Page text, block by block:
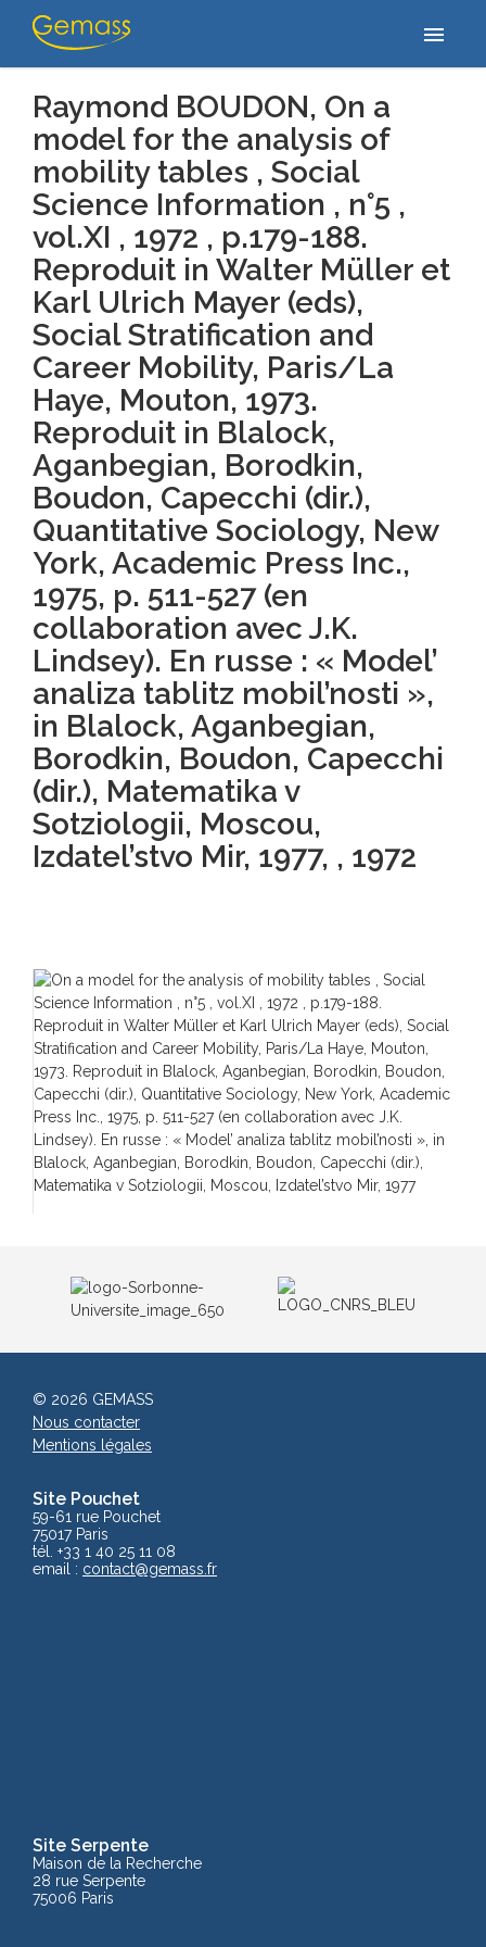
menu
Accueil/Publications
analysis of mobility tables , Social Science Information…
Raymond BOUDON, On a
model for the analysis of
mobility tables , Social
Science Information , n°5 ,
vol.XI , 1972 , p.179-188.
Reproduit in Walter Müller et
Karl Ulrich Mayer (eds),
Social Stratification and
Career Mobility, Paris/La
Haye, Mouton, 1973.
Reproduit in Blalock,
Aganbegian, Borodkin,
Boudon, Capecchi (dir.),
Quantitative Sociology, New
York, Academic Press Inc.,
1975, p. 511-527 (en
collaboration avec J.K.
Lindsey). En russe : « Model’
analiza tablitz mobil’nosti »,
in Blalock, Aganbegian,
Borodkin, Boudon, Capecchi
(dir.), Matematika v
Sotziologii, Moscou,
Izdatel’stvo Mir, 1977, , 1972
Site Pouchet
59-61 rue Pouchet
75017 Paris
tél. +33 1 40 25 11 08
email : contact@gemass.fr
Site Serpente
Maison de la Recherche
28 rue Serpente
75006 Paris
© 2026 GEMASS
Nous contacter
Mentions légales